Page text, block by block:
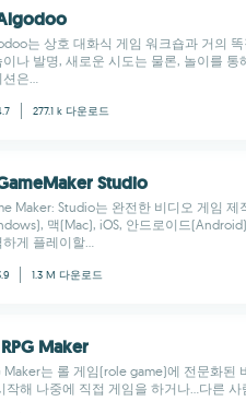
는 상호 대화식 게임 워크숍과 거의
이나 발명, 새로운 시도는 물론, 놀이를
은...
277.1 k 다운로드
Studio
Maker: Studio는 완전한 비디오 게임
맥(Mac), iOS, 안드로이드
하게 플레이할...
1.3 M 다운로드
Maker
Maker는 롤 게임(role game)에 전문화
작해 나중에 직접 게임을 하거나...다른